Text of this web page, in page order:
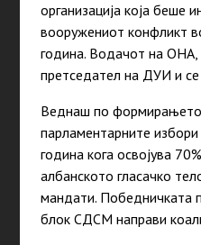
организација која беше
вооружениот конфликт
година. Водачот на ОНА,
претседател на ДУИ и се
Веднаш по формирањето
парламентарните
година кога освојува
албанското гласачко
мандати. Победничката
блок СДСМ направи